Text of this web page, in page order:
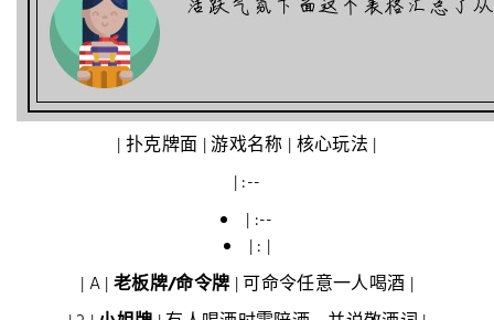
| 扑克牌面 | 游戏名称 | 核心玩法 |
| :--
| :--
| : |
| A |老板牌/命令牌 | 可命令任意一人喝酒 |